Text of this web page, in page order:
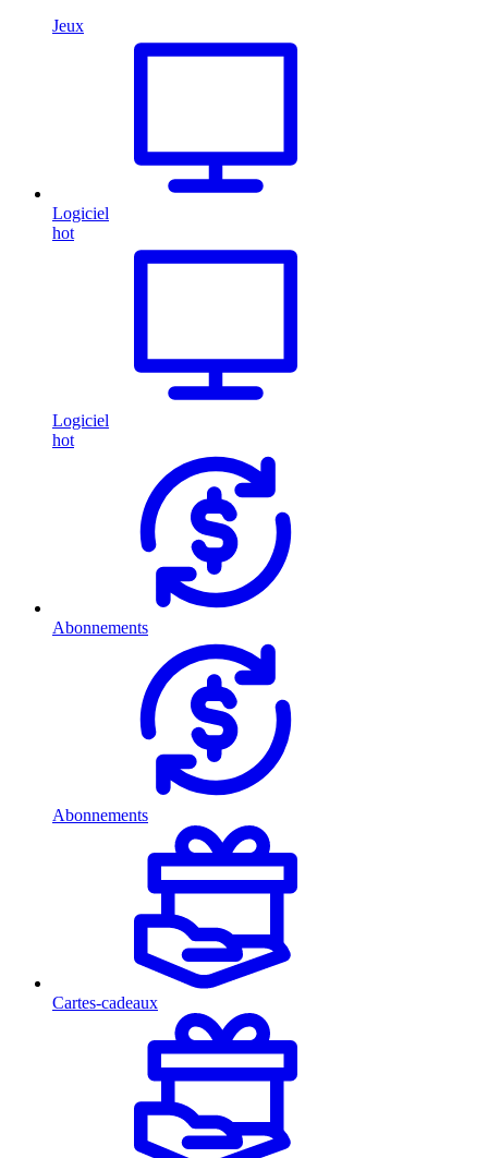
Jeux
Logiciel
hot
Logiciel
hot
Abonnements
Abonnements
Cartes-cadeaux